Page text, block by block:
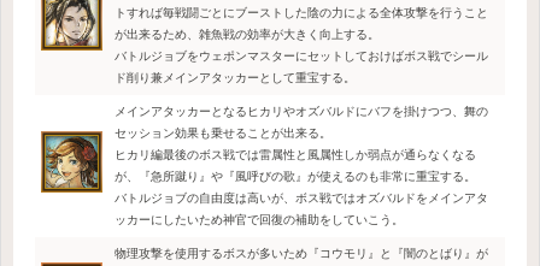
トすれば毎戦闘ごとにブーストした陰の力による全体攻撃を行うこと
が出来るため、雑魚戦の効率が大きく向上する。
バトルジョブをウェポンマスターにセットしておけばボス戦でシール
ド削り兼メインアタッカーとして重宝する。
メインアタッカーとなるヒカリやオズバルドにバフを掛けつつ、舞の
セッション効果も乗せることが出来る。
ヒカリ編最後のボス戦では雷属性と風属性しか弱点が通らなくなる
が、『急所蹴り』や『風呼びの歌』が使えるのも非常に重宝する。
バトルジョブの自由度は高いが、ボス戦ではオズバルドをメインアタ
ッカーにしたいため神官で回復の補助をしていこう。
物理攻撃を使用するボスが多いため『コウモリ』と『闇のとばり』が